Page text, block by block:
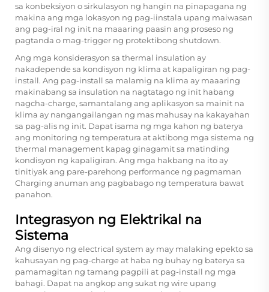
sa konbeksiyon o sirkulasyon ng hangin na pinapagana ng
makina ang mga lokasyon ng pag-iinstala upang maiwasan
ang pag-iral ng init na maaaring paasin ang proseso ng
pagtanda o mag-trigger ng protektibong shutdown.
Ang mga konsiderasyon sa thermal insulation ay
nakadepende sa kondisyon ng klima at kapaligiran ng pag-
install. Ang pag-install sa malamig na klima ay maaaring
makinabang sa insulation na nagtatago ng init habang
nagcha-charge, samantalang ang aplikasyon sa mainit na
klima ay nangangailangan ng mas mahusay na kakayahan
sa pag-alis ng init. Dapat isama ng mga kahon ng baterya
ang monitoring ng temperatura at aktibong mga sistema ng
thermal management kapag ginagamit sa matinding
kondisyon ng kapaligiran. Ang mga hakbang na ito ay
tinitiyak ang pare-parehong performance ng pagmaman
Charging anuman ang pagbabago ng temperatura bawat
panahon.
Integrasyon ng Elektrikal na
Sistema
Ang disenyo ng electrical system ay may malaking epekto sa
kahusayan ng pag-charge at haba ng buhay ng baterya sa
pamamagitan ng tamang pagpili at pag-install ng mga
bahagi. Dapat na angkop ang sukat ng wire upang